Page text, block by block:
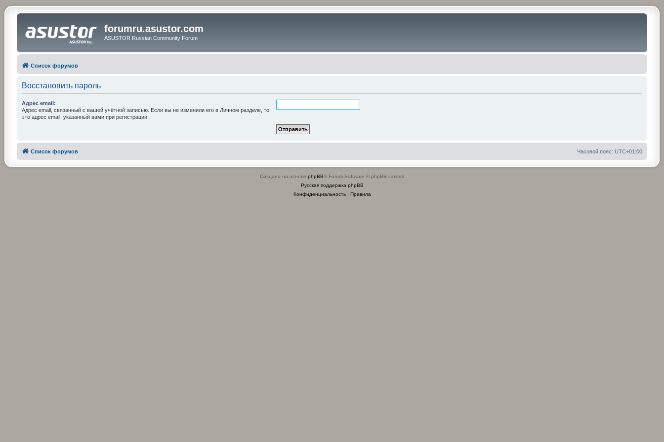
forumru.asustor.com
ASUSTOR Russian Community Forum
Список форумов
Восстановить пароль
Адрес email:
Адрес email, связанный с вашей учётной записью. Если вы не изменили его в Личном разделе, то
это адрес email, указанный вами при регистрации.
Список форумов Часовой пояс: UTC+01:00
Создано на основе phpBB® Forum Software © phpBB Limited
Русская поддержка phpBB
Конфиденциальность| Правила